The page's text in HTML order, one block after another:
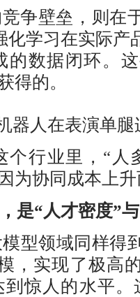
壁垒，则在
化学习在实际产
的数据闭环。
得的。
人在表演单腿
行业里，“人
为协同成本上
“人才密度”与
领域同样得到
，实现了极高
惊人的水平。